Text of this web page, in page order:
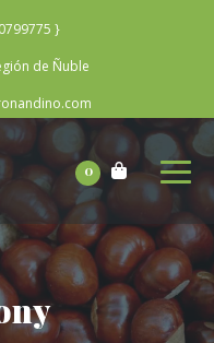
}
de Ñuble
0